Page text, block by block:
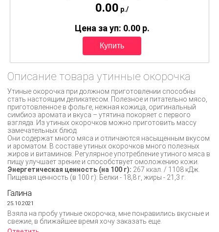
0.00 p./
Цена за уп: 0.00 p.
Описание товара утинные окорочка
Утиные окорочка при должном приготовлении способны
стать настоящим деликатесом. Полезное и питательно мясо,
приготовленное в фольге, нежная кожица, оригинальный
симбиоз аромата и вкуса – утятина покоряет с первого
взгляда. Из утиных окорочков можно приготовить массу
замечательных блюд.
Они содержат много мяса и отличаются насыщенным вкусом
и ароматом. В составе утиных окорочков много полезных
жиров и витаминов. Регулярное употребление утиного мяса в
пищу улучшает зрение и способствует омоложению кожи.
Энергетическая ценность (на 100 г): 267 ккал. / 1108 кДж.
Пищевая ценность (в 100 г): Белки - 18,8 г, жиры - 21,3 г.
Галина
25.10.2021
Взяла на пробу утиные окорочка, мне понравились вкусные и
свежие, в ближайшее время хочу заказать еще.